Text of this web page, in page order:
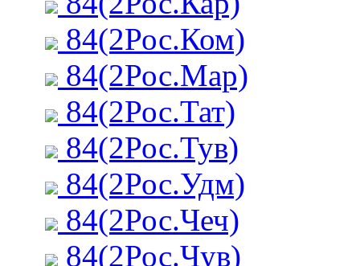
84(2Рос.Ком)
84(2Рос.Мар)
84(2Рос.Тат)
84(2Рос.Тув)
84(2Рос.Удм)
84(2Рос.Чеч)
84(2Рос.Чув)